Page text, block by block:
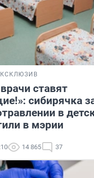
ставят
сибирячка
в
в мэрии
14 865 37